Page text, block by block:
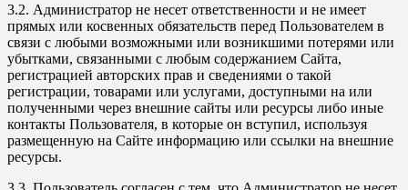
3.2. Администратор не несет ответственности и не имеет
прямых или косвенных обязательств перед Пользователем в
связи с любыми возможными или возникшими потерями или
убытками, связанными с любым содержанием Сайта,
регистрацией авторских прав и сведениями о такой
регистрации, товарами или услугами, доступными на или
полученными через внешние сайты или ресурсы либо иные
контакты Пользователя, в которые он вступил, используя
размещенную на Сайте информацию или ссылки на внешние
ресурсы.